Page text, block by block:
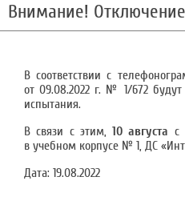
Внимание!
В соответствии с
от 09.08.2022 г. № 1/672 будут
испытания.
В связи с этим, 10 августа с
в учебном корпусе № 1, ДС
Дата: 19.08.2022